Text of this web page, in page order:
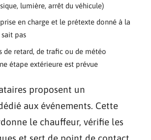
lumière, arrêt du véhicule)
en charge et le prétexte donné à la
pas
de retard, de trafic ou de météo
étape extérieure est prévue
proposent un
aux événements. Cette
le chauffeur, vérifie les